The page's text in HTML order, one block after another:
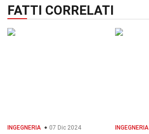
FATTI CORRELATI
INGEGNERIA 07 Dic 2024 INGEGNERIA